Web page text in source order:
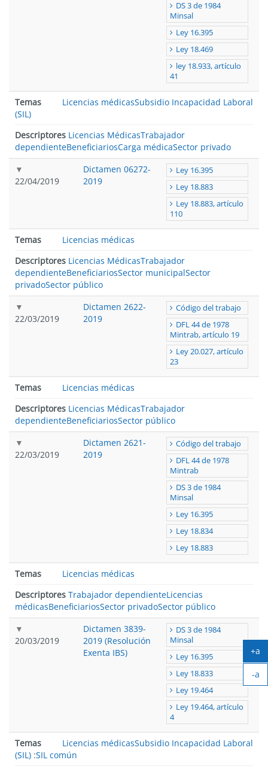
DS 3 de 1984
Minsal
Ley 16.395
Ley 18.469
ley 18.933, artículo
41
Temas Licencias médicasSubsidio Incapacidad Laboral
(SIL)
Descriptores Licencias MédicasTrabajador
dependienteBeneficiariosCarga médicaSector privado
22/04/2019
Dictamen 06272-
2019
Ley 16.395
Ley 18.883
Ley 18.883, artículo
110
Temas
Licencias médicas
Descriptores Licencias MédicasTrabajador
dependienteBeneficiariosSector municipalSector
privadoSector público
22/03/2019
Dictamen 2622-
2019
Código del trabajo
DFL 44 de 1978
Mintrab, artículo 19
Ley 20.027, artículo
23
Temas
Licencias médicas
Descriptores Licencias MédicasTrabajador
dependienteBeneficiariosSector público
22/03/2019
Dictamen 2621-
2019
Código del trabajo
DFL 44 de 1978
Mintrab
DS 3 de 1984
Minsal
Ley 16.395
Ley 18.834
Ley 18.883
Temas
Licencias médicas
Descriptores Trabajador dependienteLicencias
médicasBeneficiariosSector privadoSector público
20/03/2019
Dictamen 3839-
2019 (Resolución
Exenta IBS)
DS 3 de 1984
Minsal
Ley 16.395
Ley 18.833
Ley 19.464
Ley 19.464, artículo
4
Temas Licencias médicasSubsidio Incapacidad Laboral
(SIL) :SIL común
+a
-a